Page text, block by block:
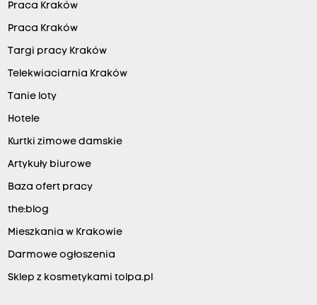
Praca Kraków
Praca Kraków
Targi pracy Kraków
Telekwiaciarnia Kraków
Tanie loty
Hotele
Kurtki zimowe damskie
Artykuły biurowe
Baza ofert pracy
the:blog
Mieszkania w Krakowie
Darmowe ogłoszenia
Sklep z kosmetykami tolpa.pl